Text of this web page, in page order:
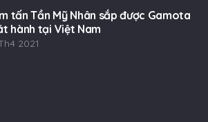
tấn Tần Mỹ Nhân sắp được Gamota
hành tại Việt Nam
2021